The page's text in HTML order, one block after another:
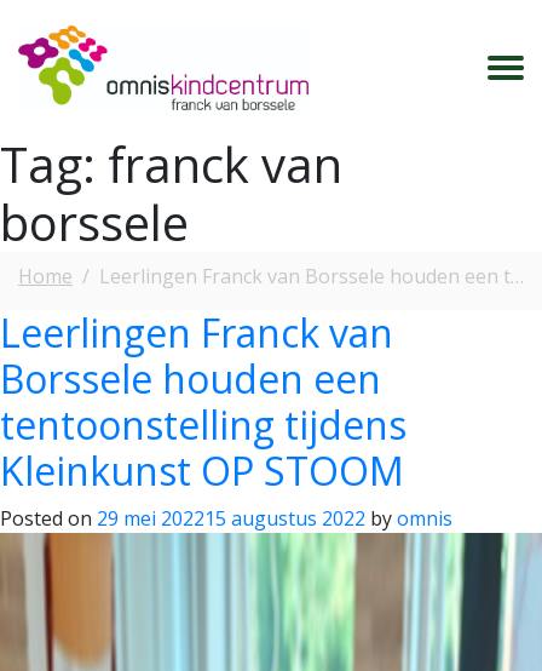
Tag: franck van
borssele
Home Leerlingen Franck van Borssele houden een tentoonstelling tijdens Kleinkunst OP STOOM
Leerlingen Franck van
Borssele houden een
tentoonstelling tijdens
Kleinkunst OP STOOM
Posted on 29 mei 202215 augustus 2022 byomnis